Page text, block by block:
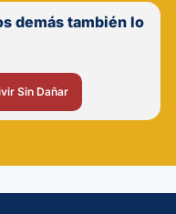
demás también lo
Sin Dañar